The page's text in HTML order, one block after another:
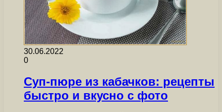
30.06.2022
0
Суп-пюре из кабачков: рецепты
быстро и вкусно с фото